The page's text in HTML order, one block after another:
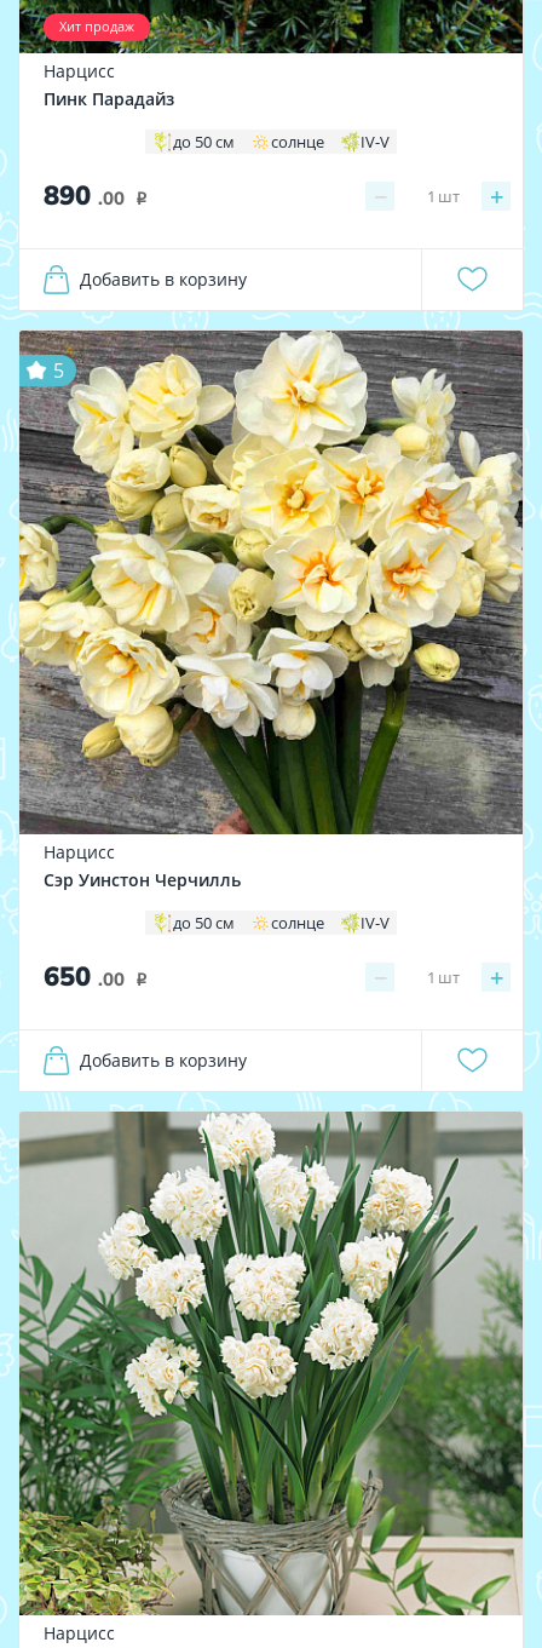
Хит продаж
Нарцисс
Пинк Парадайз
до 50 см солнце IV-V
890 .00 i − +
1 шт
Добавить в корзину
5
Нарцисс
Сэр Уинстон Черчилль
до 50 см солнце IV-V
650 .00 i − +
1 шт
Добавить в корзину
Нарцисс